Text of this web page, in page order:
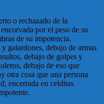
o rechazado de la
por el peso de su
de su impotencia.
galardones, debajo de armas
debajo de golpes y
debajo de eso que
otra cosa que una persona
encerrada en celditas